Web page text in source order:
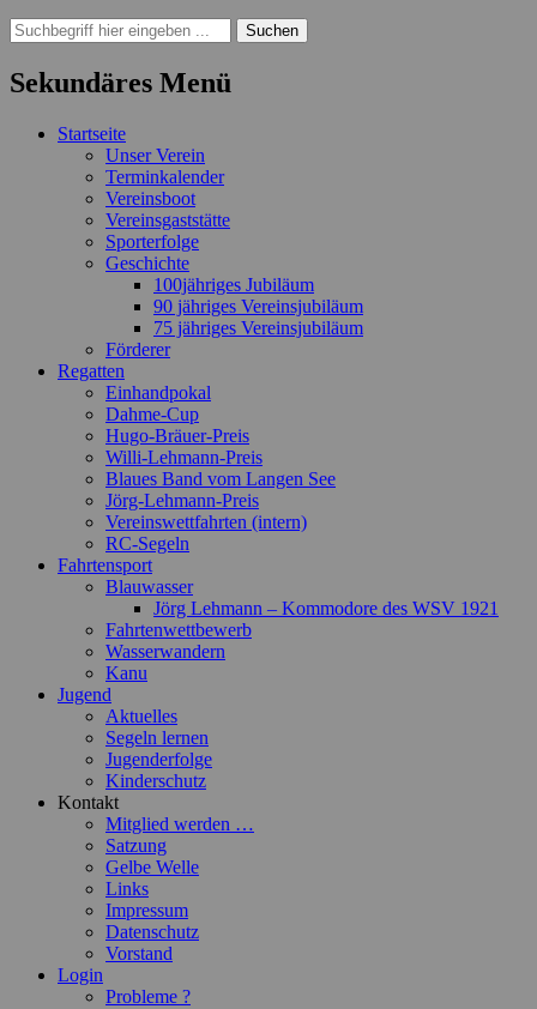
Suchen
Suchen
nach:
Sekundäres Menü
Zum
Startseite
Unser Verein
Terminkalender
Vereinsboot
Vereinsgaststätte
Sporterfolge
Geschichte
100jähriges Jubiläum
90 jähriges Vereinsjubiläum
75 jähriges Vereinsjubiläum
Förderer
Regatten
Einhandpokal
Dahme-Cup
Hugo-Bräuer-Preis
Willi-Lehmann-Preis
Blaues Band vom Langen See
Jörg-Lehmann-Preis
Vereinswettfahrten (intern)
RC-Segeln
Fahrtensport
Blauwasser
Jörg Lehmann – Kommodore des WSV 1921
Fahrtenwettbewerb
Wasserwandern
Kanu
Jugend
Aktuelles
Segeln lernen
Jugenderfolge
Kinderschutz
Kontakt
Mitglied werden …
Satzung
Gelbe Welle
Links
Impressum
Datenschutz
Vorstand
Login
Probleme ?